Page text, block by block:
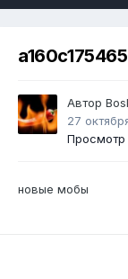
Автор
27
Просмотр
новые мобы